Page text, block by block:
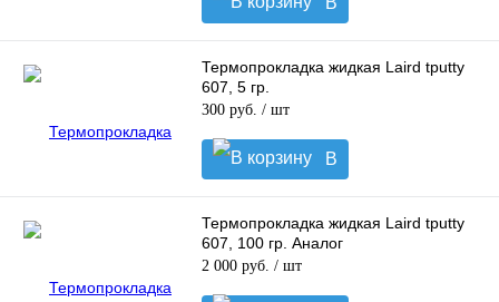
корзину
Термопрокладка жидкая Laird tputty
607, 5 гр.
300 руб. / шт
В
корзину
Термопрокладка жидкая Laird tputty
607, 100 гр. Аналог
2 000 руб. / шт